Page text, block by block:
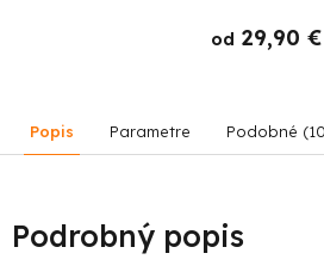
od 29,90 €
Popis Parametre Podobné
Podrobný popis